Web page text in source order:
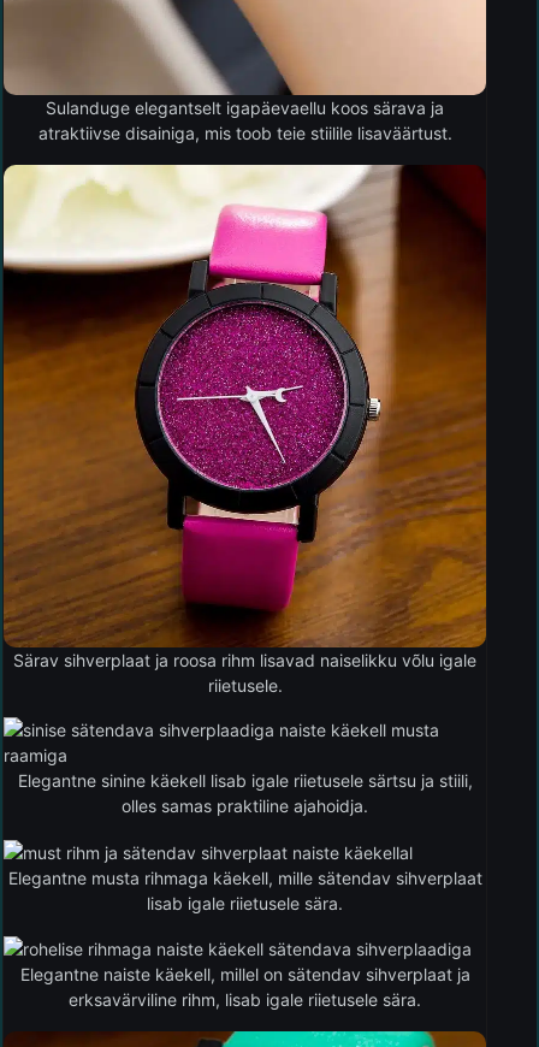
Sulanduge elegantselt igapäevaellu koos särava ja
atraktiivse disainiga, mis toob teie stiilile lisaväärtust.
Särav sihverplaat ja roosa rihm lisavad naiselikku võlu igale
riietusele.
Elegantne sinine käekell lisab igale riietusele särtsu ja stiili,
olles samas praktiline ajahoidja.
Elegantne musta rihmaga käekell, mille sätendav sihverplaat
lisab igale riietusele sära.
Elegantne naiste käekell, millel on sätendav sihverplaat ja
erksavärviline rihm, lisab igale riietusele sära.